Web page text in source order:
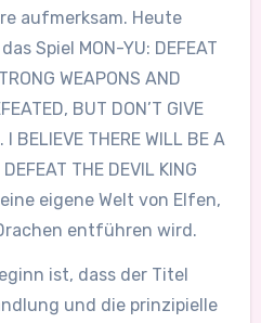
aufmerksam. Heute
Spiel MON-YU: DEFEAT
WEAPONS AND
BUT DON’T GIVE
I BELIEVE THERE WILL BE A
THE DEVIL KING
eigene Welt von Elfen,
entführen wird.
ist, dass der Titel
und die prinzipielle